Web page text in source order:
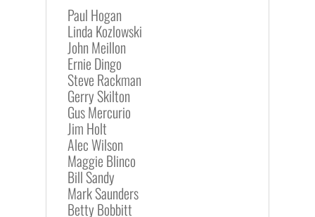
Paul Hogan
Linda Kozlowski
John Meillon
Ernie Dingo
Steve Rackman
Gerry Skilton
Gus Mercurio
Jim Holt
Alec Wilson
Maggie Blinco
Bill Sandy
Mark Saunders
Betty Bobbitt